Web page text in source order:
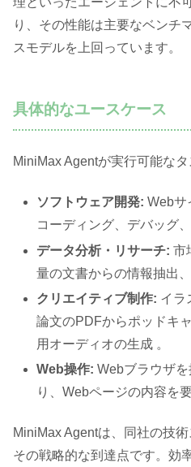
り、その性能は主要なベンチ
スモデルを上回っています。
具体的なユースケース
MiniMax Agentが実行可能な
ソフトウェア開発: Webサ
コーディング、デバッグ
データ分析・リサーチ: 市
量の文書からの情報抽出
クリエイティブ制作: イラ
論文のPDFからポッドキ
用オーディオの生成 。
Web操作: Webブラウザ
り、Webページの内容を
MiniMax Agentは、同社の技
その戦略的な到達点です。効